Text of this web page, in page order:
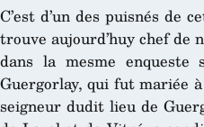
C’est d’un des puisnés de
trouve aujourd’huy chef de
dans la mesme enqueste
Guergorlay, qui fut mariée
seigneur dudit lieu de